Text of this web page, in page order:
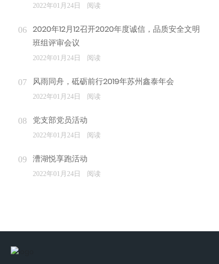
2022年01月24日 阅读
2020年12月12召开2020年度诚信，品质安全文明
班组评审会议
2022年01月24日 阅读
风雨同舟，砥砺前行2019年苏州鑫泰年会
2022年01月24日 阅读
党支部党员活动
2022年01月24日 阅读
漕湖悦享跑活动
2022年01月24日 阅读